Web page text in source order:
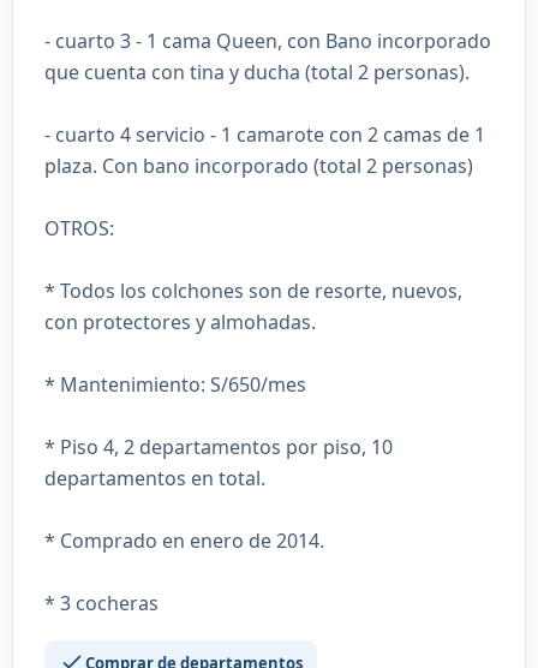
- cuarto 3 - 1 cama Queen, con Bano incorporado
que cuenta con tina y ducha (total 2 personas).
- cuarto 4 servicio - 1 camarote con 2 camas de 1
plaza. Con bano incorporado (total 2 personas)
OTROS:
* Todos los colchones son de resorte, nuevos,
con protectores y almohadas.
* Mantenimiento: S/650/mes
* Piso 4, 2 departamentos por piso, 10
departamentos en total.
* Comprado en enero de 2014.
* 3 cocheras
Comprar de departamentos